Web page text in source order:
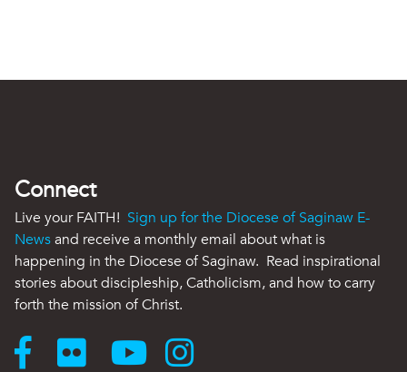
Connect
Live your FAITH! Sign up for the Diocese of Saginaw E-
Newsand receive a monthly email about what is
happening in the Diocese of Saginaw. Read inspirational
stories about discipleship, Catholicism, and how to carry
forth the mission of Christ.